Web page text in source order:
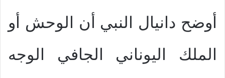
أوضح دانيال النبي أن الوحش أو
الملك اليوناني الجافي الوجه